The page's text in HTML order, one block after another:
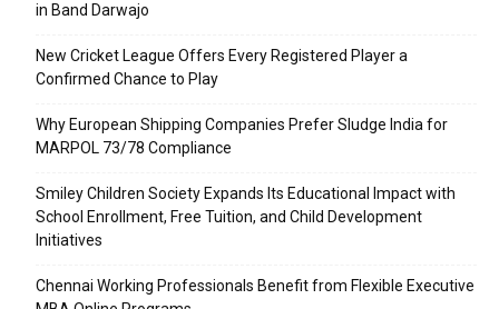
in Band Darwajo
New Cricket League Offers Every Registered Player a
Confirmed Chance to Play
Why European Shipping Companies Prefer Sludge India for
MARPOL 73/78 Compliance
Smiley Children Society Expands Its Educational Impact with
School Enrollment, Free Tuition, and Child Development
Initiatives
Chennai Working Professionals Benefit from Flexible Executive